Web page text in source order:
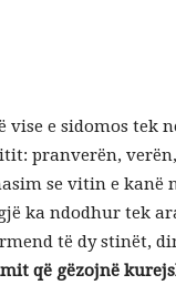
vise e sidomos tek
pranverën,
se vitin e kanë
ka ndodhur tek
të dy stinët,
që gëzojnë